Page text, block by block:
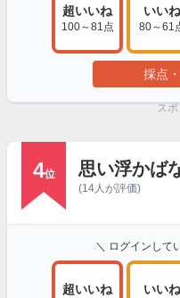
超いいね
100～81点
いいね
80～61
採点
ス
4位 思い浮かば
(14人が評価)
＼ ログインして
超いいね いいね